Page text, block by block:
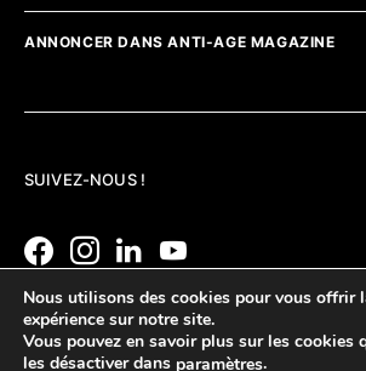
ANNONCER DANS ANTI-AGE MAGAZINE
SUIVEZ-NOUS !
Nous utilisons des cookies pour vous offrir
expérience sur notre site.
Vous pouvez en savoir plus sur les cookies
les désactiver dans paramètres.